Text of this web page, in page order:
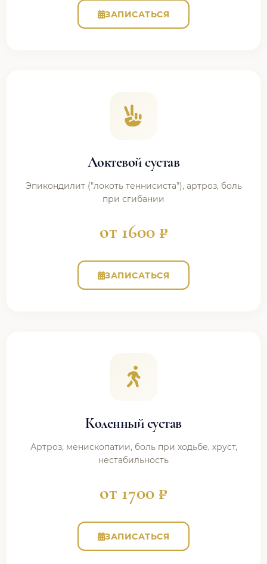
ЗАПИСАТЬСЯ
Локтевой сустав
Эпикондилит ("локоть теннисиста"), артроз, боль
при сгибании
от 1600 ₽
ЗАПИСАТЬСЯ
Коленный сустав
Артроз, менископатии, боль при ходьбе, хруст,
нестабильность
от 1700 ₽
ЗАПИСАТЬСЯ